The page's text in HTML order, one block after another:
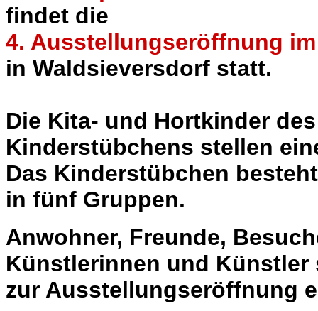
findet die
4. Ausstellungseröffnung
in Waldsieversdorf statt.
Die Kita- und Hortkinder
Kinderstübchens stellen
Das Kinderstübchen
in fünf Gruppen.
Anwohner, Freunde,
Künstlerinnen und
zur Ausstellungseröffnung